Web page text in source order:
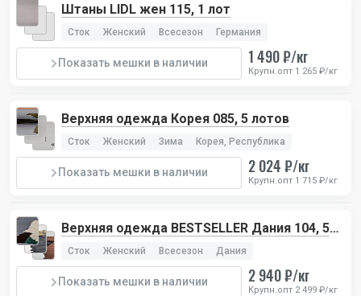
Штаны LIDL жен 115, 1 лот
Сток Женский Всесезон Германия
Показать мешки в наличии 1 490 ₽/кг
Крупн.опт 1 265 ₽/кг
Верхняя одежда Корея 085, 5 лотов
Сток Женский Зима Корея, Республика
Показать мешки в наличии 2 024 ₽/кг
Крупн.опт 1 715 ₽/кг
Верхняя одежда BESTSELLER Дания 104, 5
лотов
Сток Женский Всесезон Дания
Показать мешки в наличии 2 940 ₽/кг
Крупн.опт 2 499 ₽/кг